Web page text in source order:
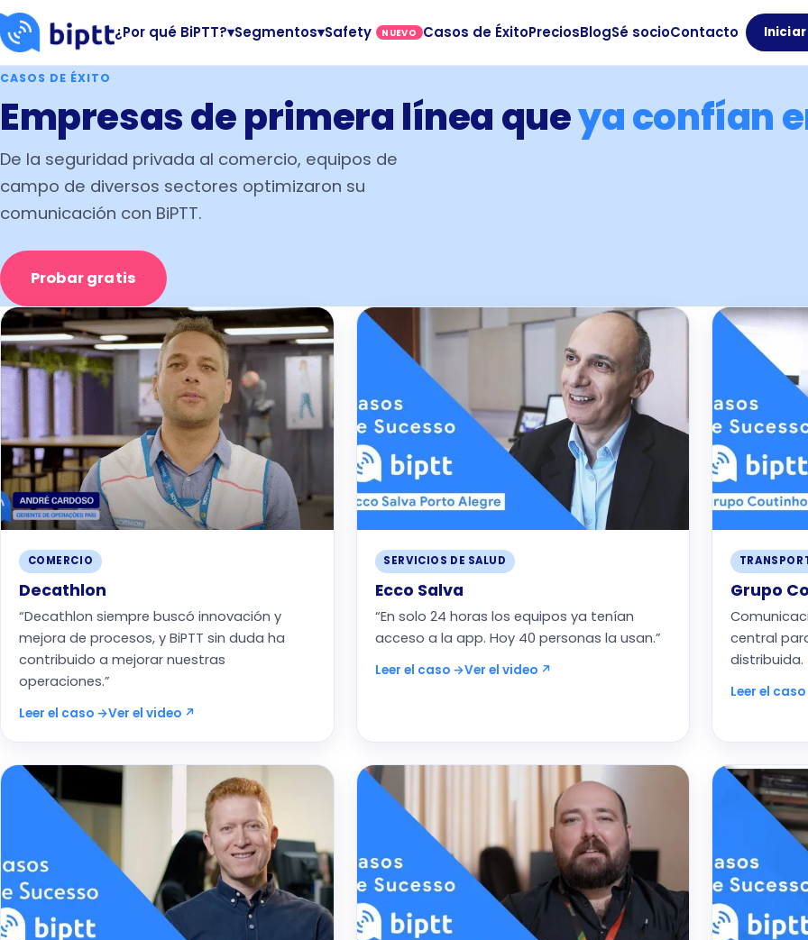
¿Por qué BiPTT?▾Segmentos▾Safety NUEVO Casos de ÉxitoPreciosBlogSé socioContacto
CASOS DE ÉXITO
Empresas de primera línea queya confían
De la seguridad privada al comercio, equipos de
campo de diversos sectores optimizaron su
comunicación con BiPTT.
Probar gratis
COMERCIO
Decathlon
“Decathlon siempre buscó innovación y
mejora de procesos, y BiPTT sin duda ha
contribuido a mejorar nuestras
operaciones.”
Leer el caso →Ver el video ↗
SERVICIOS DE SALUD
Ecco Salva
“En solo 24 horas los equipos ya tenían
acceso a la app. Hoy 40 personas la usan.”
Leer el caso →Ver el video ↗
Grupo
central
distribuida.
Leer el